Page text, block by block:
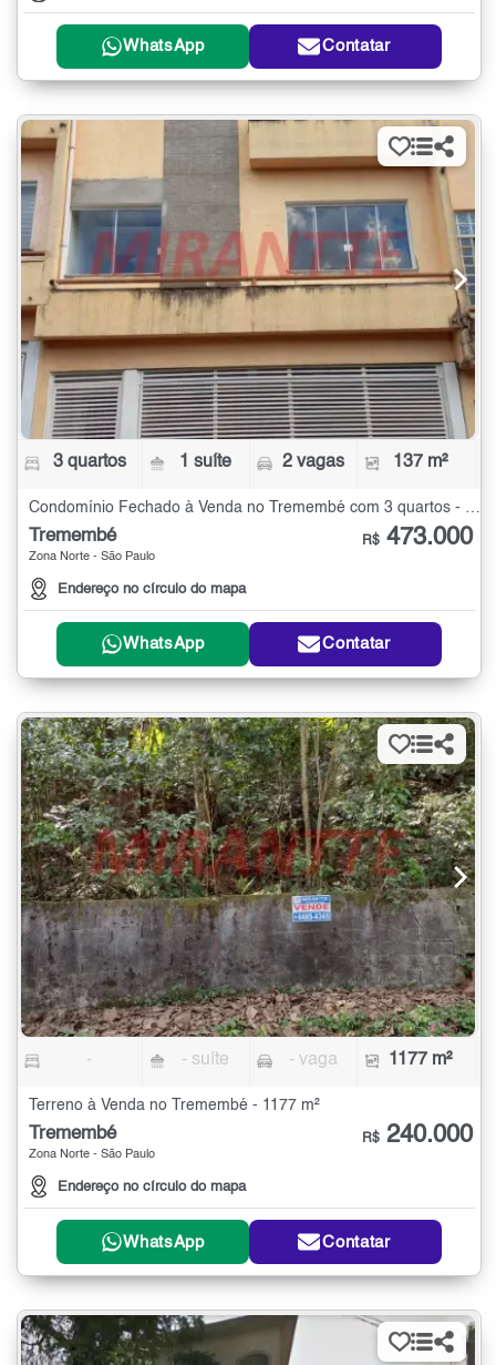
WhatsApp Contatar
3 quartos 1 suíte 2 vagas 137 m²
Tremembé
Zona Norte - São Paulo
Endereço no círculo do mapa
R$ 473.000
WhatsApp Contatar
- - suíte - vaga 1177 m²
Terreno à Venda no Tremembé - 1177 m²
Tremembé
Zona Norte - São Paulo
Endereço no círculo do mapa
R$ 240.000
WhatsApp Contatar